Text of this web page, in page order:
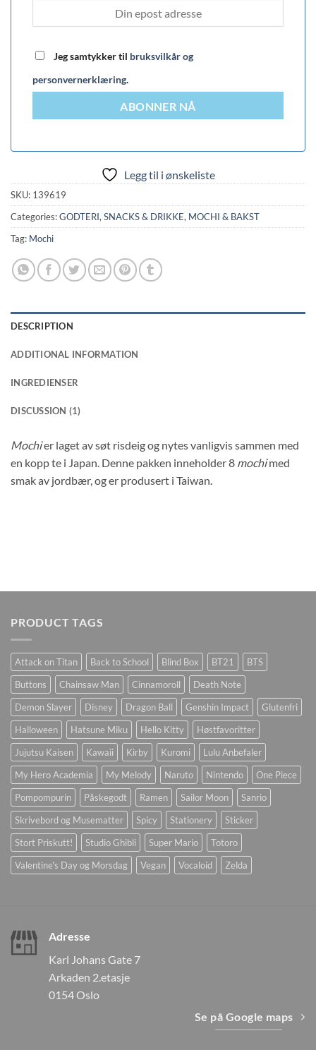
Jeg samtykker til bruksvilkår og
personvernerklæring.
ABONNER NÅ
Legg til i ønskeliste
SKU: 139619
Categories:GODTERI, SNACKS & DRIKKE, MOCHI & BAKST
Tag: Mochi
DESCRIPTION
ADDITIONAL INFORMATION
INGREDIENSER
DISCUSSION (1)
Mochier laget av søt risdeig og nytes vanligvis sammen med
en kopp te i Japan. Denne pakken inneholder 8 mochimed
smak av jordbær, og er produsert i Taiwan.
PRODUCT TAGS
Attack on Titan Back to School Blind Box BT21
BTS
Buttons
Chainsaw Man Cinnamoroll
Death Note
Demon Slayer
Disney Dragon Ball Genshin Impact
Glutenfri
Halloween
Hatsune Miku Hello Kitty
Høstfavoritter
Jujutsu Kaisen
Kawaii Kirby Kuromi
Lulu Anbefaler
My Hero Academia
My Melody Naruto Nintendo
One Piece
Pompompurin
Påskegodt Ramen Sailor Moon
Sanrio
Skrivebord og Musematter
Spicy Stationery
Sticker
Stort Priskutt!
Studio Ghibli Super Mario
Totoro
Valentine's Day og Morsdag
Vegan Vocaloid Zelda
Adresse
Karl Johans Gate 7
Arkaden 2.etasje
0154 Oslo
Se på Google maps